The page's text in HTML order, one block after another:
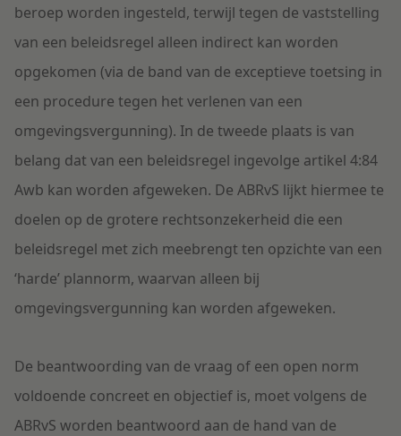
beroep worden ingesteld, terwijl tegen de vaststelling
van een beleidsregel alleen indirect kan worden
opgekomen (via de band van de exceptieve toetsing in
een procedure tegen het verlenen van een
omgevingsvergunning). In de tweede plaats is van
belang dat van een beleidsregel ingevolge artikel 4:84
Awb kan worden afgeweken. De ABRvS lijkt hiermee te
doelen op de grotere rechtsonzekerheid die een
beleidsregel met zich meebrengt ten opzichte van een
‘harde’ plannorm, waarvan alleen bij
omgevingsvergunning kan worden afgeweken.
De beantwoording van de vraag of een open norm
voldoende concreet en objectief is, moet volgens de
ABRvS worden beantwoord aan de hand van de